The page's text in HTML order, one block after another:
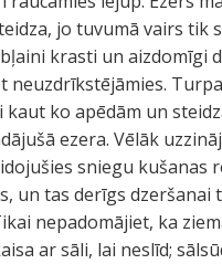
jo tuvumā vairs tik
krasti un aizdomīgi
neuzdrīkstējāmies.
ko apēdām un
ezera. Vēlāk
sniegu kušanas
un tas derīgs dzeršanai
nepadomājiet, ka
ar sāli, lai neslīd;